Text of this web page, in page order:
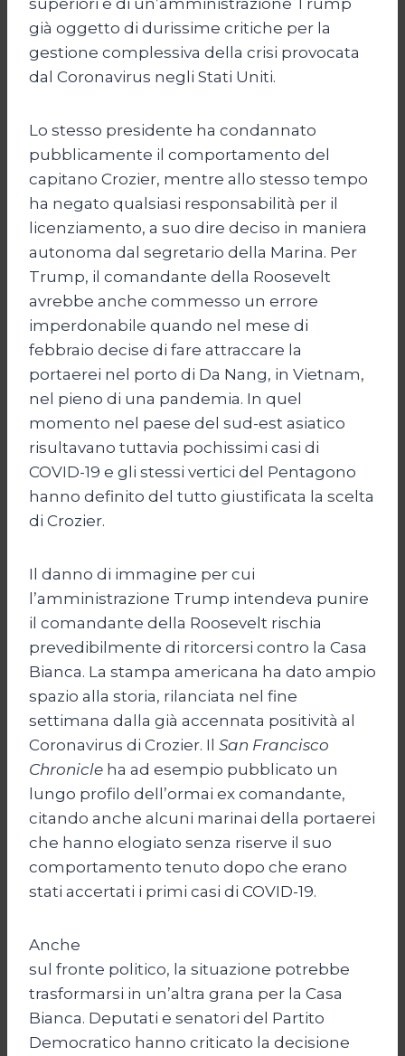
già oggetto di durissime critiche per la
gestione complessiva della crisi provocata
dal Coronavirus negli Stati Uniti.
Lo stesso presidente ha condannato
pubblicamente il comportamento del
capitano Crozier, mentre allo stesso tempo
ha negato qualsiasi responsabilità per il
licenziamento, a suo dire deciso in maniera
autonoma dal segretario della Marina. Per
Trump, il comandante della Roosevelt
avrebbe anche commesso un errore
imperdonabile quando nel mese di
febbraio decise di fare attraccare la
portaerei nel porto di Da Nang, in Vietnam,
nel pieno di una pandemia. In quel
momento nel paese del sud-est asiatico
risultavano tuttavia pochissimi casi di
COVID-19 e gli stessi vertici del Pentagono
hanno definito del tutto giustificata la scelta
di Crozier.
Il danno di immagine per cui
l’amministrazione Trump intendeva punire
il comandante della Roosevelt rischia
prevedibilmente di ritorcersi contro la Casa
Bianca. La stampa americana ha dato ampio
spazio alla storia, rilanciata nel fine
settimana dalla già accennata positività al
Coronavirus di Crozier. Il San Francisco
Chronicle ha ad esempio pubblicato un
lungo profilo dell’ormai ex comandante,
citando anche alcuni marinai della portaerei
che hanno elogiato senza riserve il suo
comportamento tenuto dopo che erano
stati accertati i primi casi di COVID-19.
Anche
sul fronte politico, la situazione potrebbe
trasformarsi in un’altra grana per la Casa
Bianca. Deputati e senatori del Partito
Democratico hanno criticato la decisione